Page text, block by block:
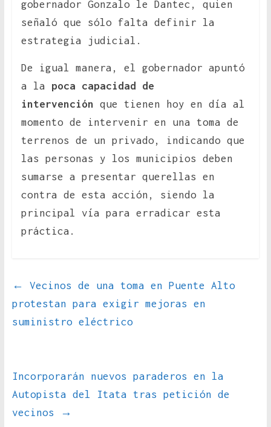
gobernador Gonzalo le Dantec, quien
señaló que sólo falta definir la
estrategia judicial.
De igual manera, el gobernador apuntó
a la poca capacidad de
intervención que tienen hoy en día al
momento de intervenir en una toma de
terrenos de un privado, indicando que
las personas y los municipios deben
sumarse a presentar querellas en
contra de esta acción, siendo la
principal vía para erradicar esta
práctica.
←
Vecinos de una toma en Puente Alto
protestan para exigir mejoras en
suministro eléctrico
Incorporarán nuevos paraderos en la
Autopista del Itata tras petición de
vecinos
→